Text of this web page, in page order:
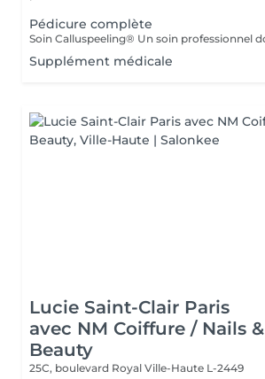
Pédicure complète
Supplément médicale
Lucie Saint-Clair Paris
avec NM Coiffure / Nails &
Beauty
25C, boulevard Royal Ville-Haute L-2449